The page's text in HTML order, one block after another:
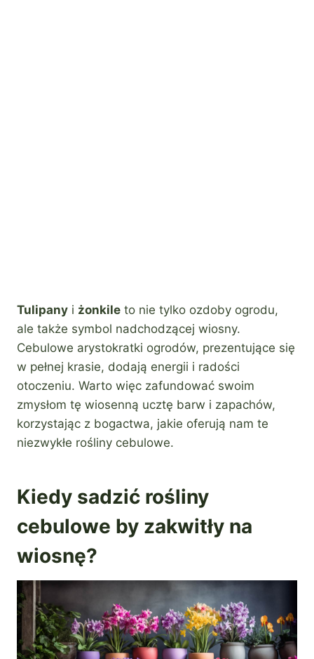
Tulipany i żonkile to nie tylko ozdoby ogrodu,
ale także symbol nadchodzącej wiosny.
Cebulowe arystokratki ogrodów, prezentujące się
w pełnej krasie, dodają energii i radości
otoczeniu. Warto więc zafundować swoim
zmysłom tę wiosenną ucztę barw i zapachów,
korzystając z bogactwa, jakie oferują nam te
niezwykłe rośliny cebulowe.
Kiedy sadzić rośliny
cebulowe by zakwitły na
wiosnę?